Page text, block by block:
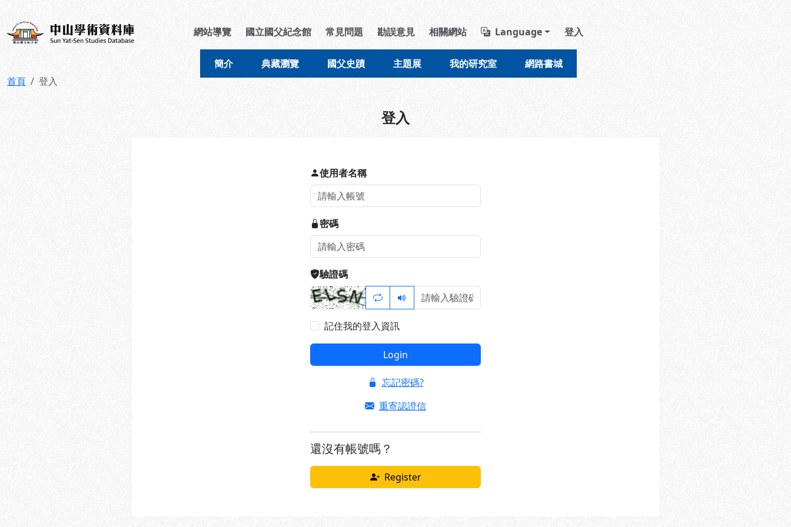
中山學術資料庫 導覽列區塊
網站導覽 國立國父紀念館 常見問題 勘誤意見 相關網站 Language 登入
簡介 典藏瀏覽 國父史蹟 主題展 我的研究室 網路書城
首頁 登入
登入
使用者名稱
密碼
驗證碼
記住我的登入資訊
Login
忘記密碼?
重寄認證信
還沒有帳號嗎？
Register